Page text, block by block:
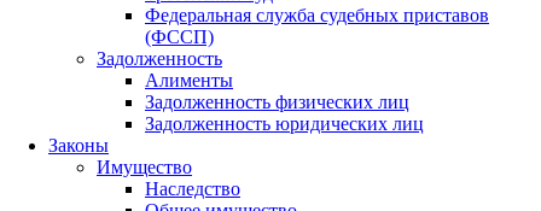
Федеральная служба судебных приставов
(ФССП)
Задолженность
Алименты
Задолженность физических лиц
Задолженность юридических лиц
Законы
Имущество
Наследство